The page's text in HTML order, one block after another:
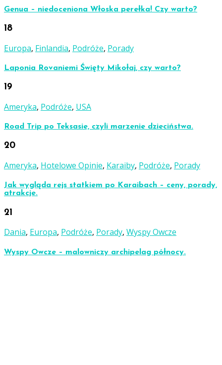
Genua – niedoceniona Włoska perełka! Czy warto?
18
Europa, Finlandia, Podróże, Porady
Laponia Rovaniemi Święty Mikołaj, czy warto?
19
Ameryka, Podróże, USA
Road Trip po Teksasie, czyli marzenie dzieciństwa.
20
Ameryka, Hotelowe Opinie, Karaiby, Podróże, Porady
Jak wygląda rejs statkiem po Karaibach – ceny, porady,
atrakcje.
21
Dania, Europa, Podróże, Porady, Wyspy Owcze
Wyspy Owcze – malowniczy archipelag północy.